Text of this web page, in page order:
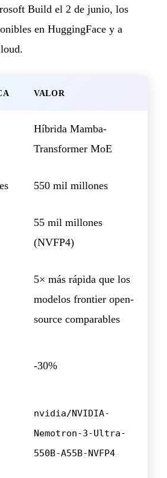
Build el 2 de junio, los
en HuggingFace y a
VALOR
Híbrida Mamba-
Transformer MoE
550 mil millones
55 mil millones
(NVFP4)
5× más rápida que los
modelos frontier open-
source comparables
-30%
nvidia/NVIDIA-
Nemotron-3-Ultra-
550B-A55B-NVFP4